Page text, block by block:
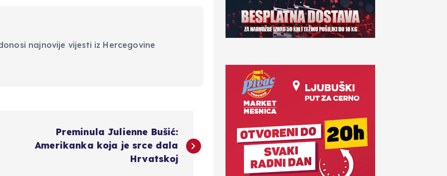
najnovije vijesti iz Hercegovine
Preminula Julienne Bušić:
Amerikanka koja je srce dala
Hrvatskoj